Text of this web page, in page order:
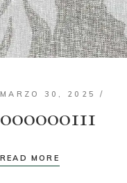
MARZO 30, 2025
000000111
READ MORE